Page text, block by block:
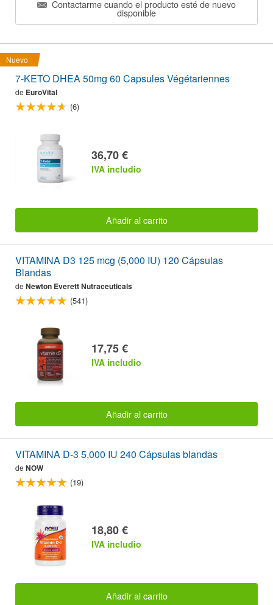
Contactarme cuando el producto esté de nuevo
disponible
Nuevo
7-KETO DHEA 50mg 60 Capsules Végétariennes
de EuroVital
(6)
36,70 €
IVA includio
Añadir al carrito
VITAMINA D3 125 mcg (5,000 IU) 120 Cápsulas
Blandas
de Newton Everett Nutraceuticals
(541)
17,75 €
IVA includio
Añadir al carrito
VITAMINA D-3 5,000 IU 240 Cápsulas blandas
de NOW
(19)
18,80 €
IVA includio
Añadir al carrito